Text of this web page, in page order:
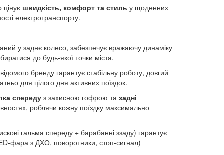
швидкість, комфорт та стиль у щоденних
електротранспорту.
у заднє колесо, забезпечує вражаючу динаміку
до будь-якої точки міста.
відомого бренду гарантує стабільну роботу, довгий
для цілого дня активних поїздок.
спередуз захисною гофрою та задні
роблячи кожну поїздку максимально
гальма спереду + барабанні ззаду) гарантує
фара з ДХО, поворотники, стоп-сигнал)